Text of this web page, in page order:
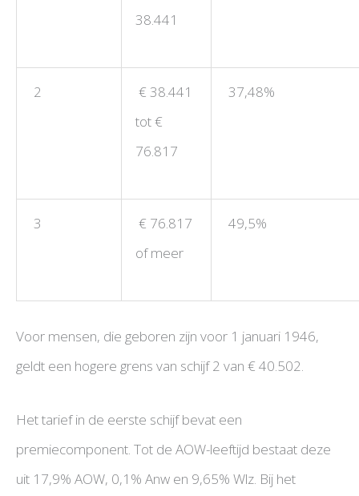
38.441
2
€ 38.441
tot €
76.817
37,48%
3
€ 76.817
of meer
49,5%
Voor mensen, die geboren zijn voor 1 januari 1946,
geldt een hogere grens van schijf 2 van € 40.502.
Het tarief in de eerste schijf bevat een
premiecomponent. Tot de AOW-leeftijd bestaat deze
uit 17,9% AOW, 0,1% Anw en 9,65% Wlz. Bij het